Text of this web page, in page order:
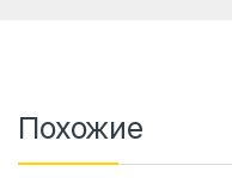
Похожие